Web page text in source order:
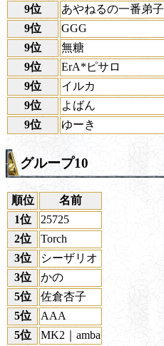
9位
あやねるの一番弟子
9位
GGG
9位
無糖
9位
ErA*ピサロ
9位
イルカ
9位
よばん
9位
ゆーき
グループ10
順位
名前
1位
25725
2位
Torch
3位
シーザリオ
3位
かの
5位
佐倉杏子
5位
AAA
5位
MK2｜amba